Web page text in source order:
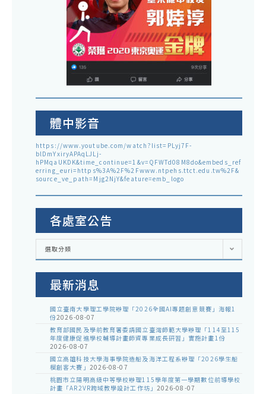
體中影音
https://www.youtube.com/watch?list=PLyj7F-
blDmYxiryAPAqLJLj-
hPMqaUKDK&time_continue=1&v=QFWTd08M8do&embeds_ref
erring_euri=https%3A%2F%2Fwww.ntpehs.ttct.edu.tw%2F&
source_ve_path=Mjg2NjY&feature=emb_logo
各處室公告
各
室
選取分類
最新消息
國立臺南大學理工學院辦理「2026全國AI專題創意競賽」海報1
份2026-08-07
教育部國民及學前教育署委請國立臺灣師範大學辦理「114至115
年度健康促進學校輔導計畫師資專業成長研習」實施計畫1份
2026-08-07
國立高雄科技大學海事學院造船及海洋工程系辦理「2026學生船
模創客大賽」 2026-08-07
桃園市立陽明高級中等學校辦理115學年度第一學期數位前導學校
計畫「AR2VR跨域教學設計工作坊」 2026-08-07